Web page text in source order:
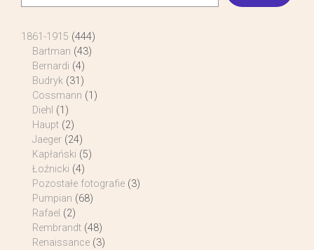
1861-1915 (444)
Bartman (43)
Bernardi (4)
Budryk (31)
Cossmann (1)
Diehl (1)
Haupt (2)
Jaeger (24)
Kapłański (5)
Łoźnicki (4)
Pozostałe fotografie (3)
Pumpian (68)
Rafael (2)
Rembrandt (48)
Renaissance (3)